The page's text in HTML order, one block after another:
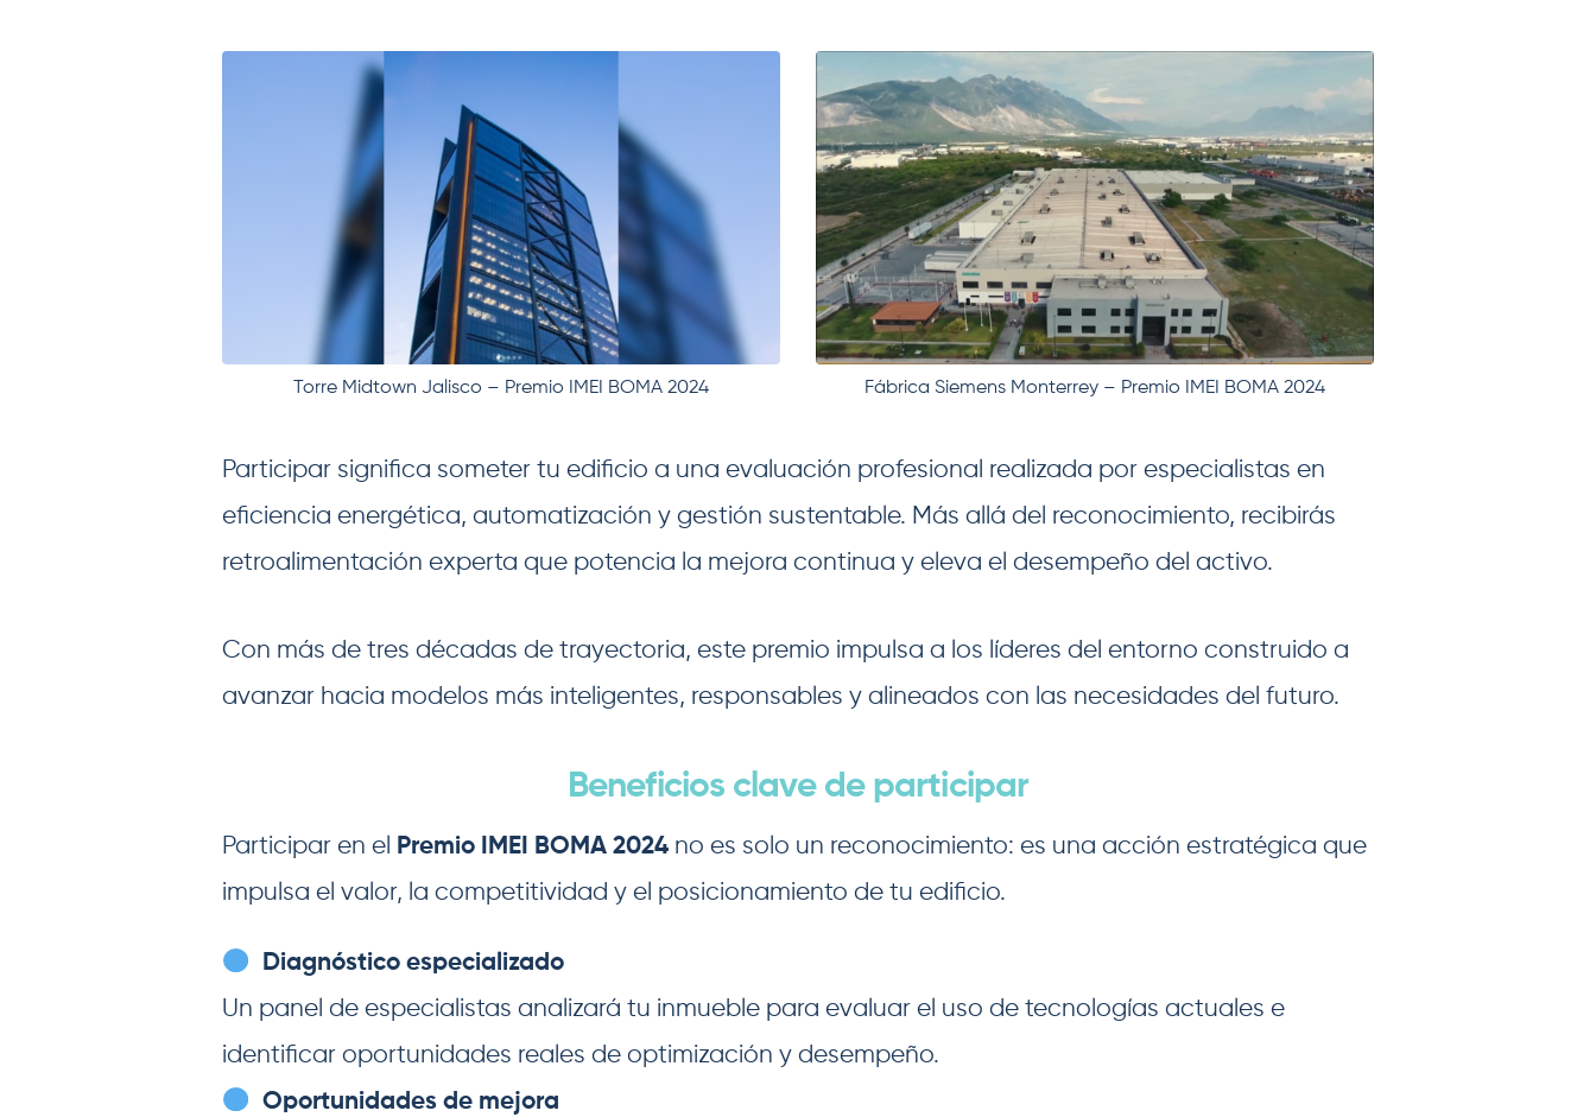
Torre Midtown Jalisco – Premio IMEI BOMA 2024 Fábrica Siemens Monterrey – Premio IMEI BOMA 2024
Participar significa someter tu edificio a una evaluación profesional realizada por especialistas en
eficiencia energética, automatización y gestión sustentable. Más allá del reconocimiento, recibirás
retroalimentación experta que potencia la mejora continua y eleva el desempeño del activo.
Con más de tres décadas de trayectoria, este premio impulsa a los líderes del entorno construido a
avanzar hacia modelos más inteligentes, responsables y alineados con las necesidades del futuro.
Beneficios clave de participar
Participar en el Premio IMEI BOMA 2024 no es solo un reconocimiento: es una acción estratégica que
impulsa el valor, la competitividad y el posicionamiento de tu edificio.
Diagnóstico especializado
Un panel de especialistas analizará tu inmueble para evaluar el uso de tecnologías actuales e
identificar oportunidades reales de optimización y desempeño.
Oportunidades de mejora